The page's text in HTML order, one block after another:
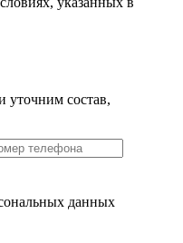
уточним состав,
данных